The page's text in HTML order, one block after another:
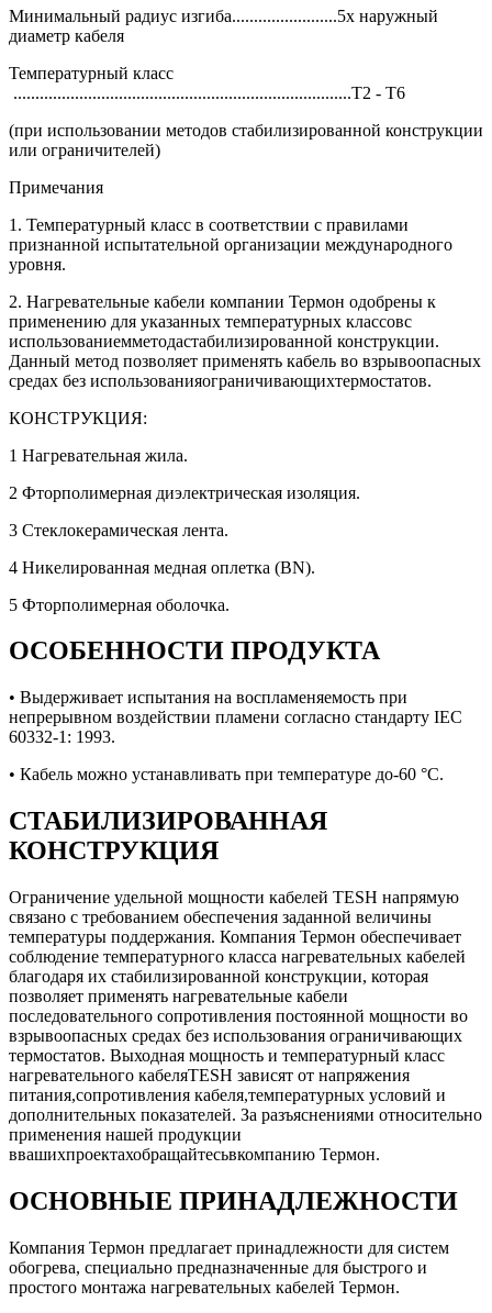
Минимальный радиус изгиба........................5x наружный
диаметр кабеля
Температурный класс
.............................................................................T2 - T6
(при использовании методов стабилизированной конструкции
или ограничителей)
Примечания
1. Температурный класс в соответствии с правилами
признанной испытательной организации международного
уровня.
2. Нагревательные кабели компании Термон одобрены к
применению для указанных температурных классовс
использованиемметодастабилизированной конструкции.
Данный метод позволяет применять кабель во взрывоопасных
средах без использованияограничивающихтермостатов.
КОНСТРУКЦИЯ:
1 Нагревательная жила.
2 Фторполимерная диэлектрическая изоляция.
3 Стеклокерамическая лента.
4 Никелированная медная оплетка (BN).
5 Фторполимерная оболочка.
ОСОБЕННОСТИ ПРОДУКТА
• Выдерживает испытания на воспламеняемость при
непрерывном воздействии пламени согласно стандарту IEC
60332-1: 1993.
• Кабель можно устанавливать при температуре до-60 °C.
СТАБИЛИЗИРОВАННАЯ
КОНСТРУКЦИЯ
Ограничение удельной мощности кабелей TESH напрямую
связано с требованием обеспечения заданной величины
температуры поддержания. Компания Термон обеспечивает
соблюдение температурного класса нагревательных кабелей
благодаря их стабилизированной конструкции, которая
позволяет применять нагревательные кабели
последовательного сопротивления постоянной мощности во
взрывоопасных средах без использования ограничивающих
термостатов. Выходная мощность и температурный класс
нагревательного кабеляTESH зависят от напряжения
питания,сопротивления кабеля,температурных условий и
дополнительных показателей. За разъяснениями относительно
применения нашей продукции
ввашихпроектахобращайтесьвкомпанию Термон.
ОСНОВНЫЕ ПРИНАДЛЕЖНОСТИ
Компания Термон предлагает принадлежности для систем
обогрева, специально предназначенные для быстрого и
простого монтажа нагревательных кабелей Термон.